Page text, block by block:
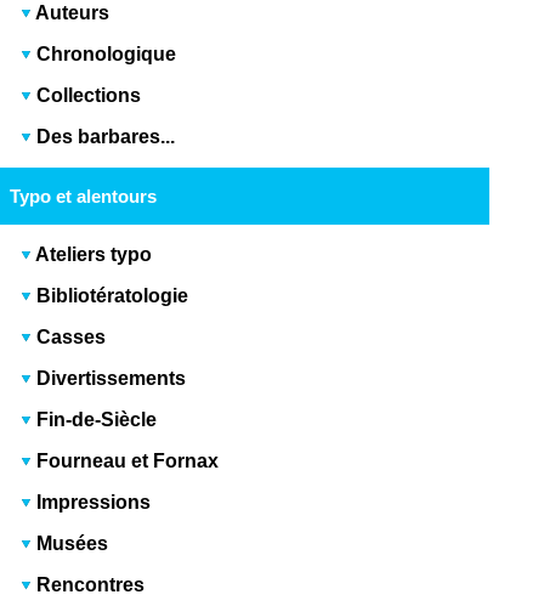
Auteurs
Chronologique
Collections
Des barbares...
Typo et alentours
Ateliers typo
Bibliotératologie
Casses
Divertissements
Fin-de-Siècle
Fourneau et Fornax
Impressions
Musées
Rencontres